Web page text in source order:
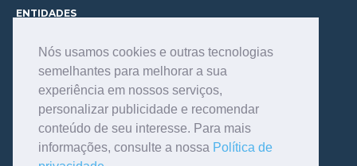
Nós usamos cookies e outras tecnologias
semelhantes para melhorar a sua
experiência em nossos serviços,
personalizar publicidade e recomendar
conteúdo de seu interesse. Para mais
informações, consulte a nossa Política de
ENTIDADES
CURSOS
CONHEÇA OS CURSOS
CENTRAL DE MENTORIA
CONTATO